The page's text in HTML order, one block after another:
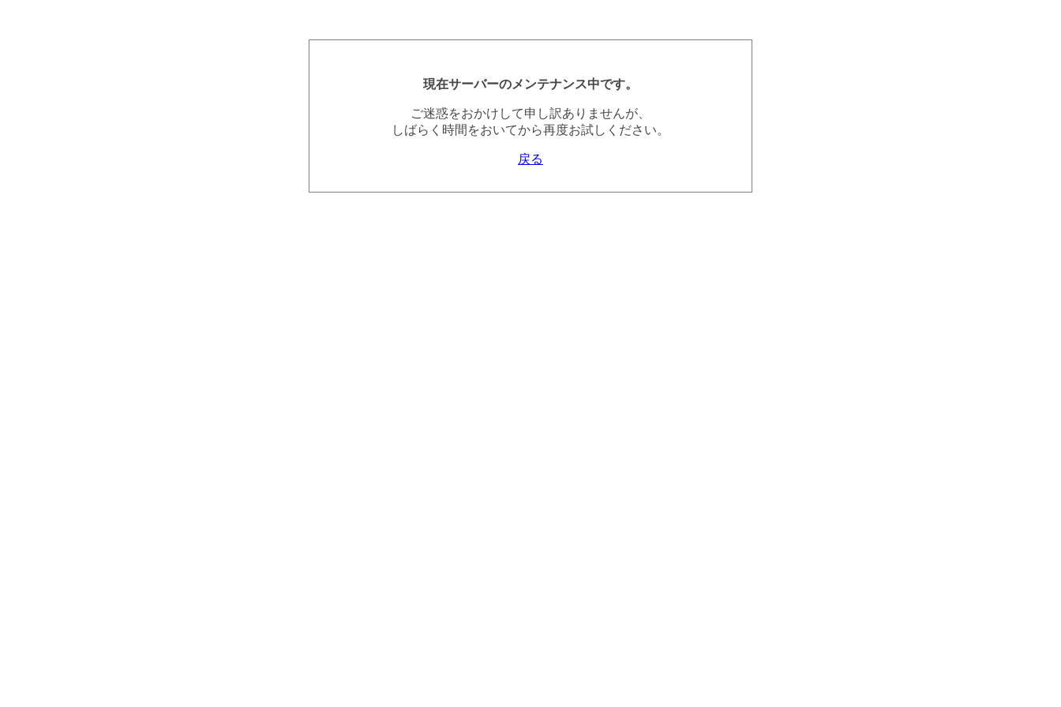
現在サーバーのメンテナンス中です。
ご迷惑をおかけして申し訳ありませんが、
しばらく時間をおいてから再度お試しください。
戻る